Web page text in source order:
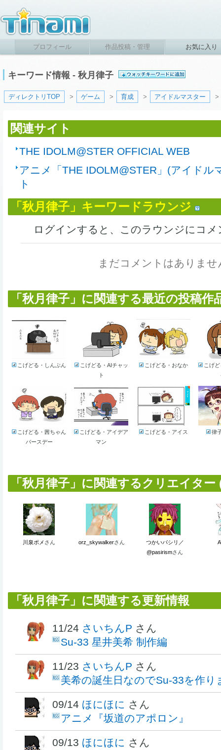
プロフィール 作品投稿・管理 お気に入り
キーワード情報 - 秋月律子
ディレクトリTOP > ゲーム > 育成 > アイドルマスター >
関連サイト
THE IDOLM@STER OFFICIAL WEB
アニメ「THE IDOLM@STER」(アイドル
ト
「秋月律子」キーワードラウンジ
ログインすると、このラウンジにコ
まだコメントはありませ
「秋月律子」に関連する最近の投稿作
こげどる・しんぶん
こげどる・AIチャッ
ト
こげどる・おなか
こげ
こげどる・茜ちゃん
バースデー
こげどる・アイデア
マン
こげどる・アイス 律
「秋月律子」に関連するクリエイター
川泉ポメ さん orz_skywalkerさん
つかいパシリ／
@pasirismさん
「秋月律子」に関連する更新情報
11/24 さいちんP さん
Su-33 星井美希 制作編
11/23 さいちんP さん
美希の誕生日なのでSu-33を作り
09/14 ほにほに さん
アニメ『坂道のアポロン』
09/13 ほにほに さん